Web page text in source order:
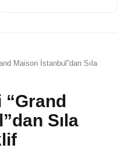
Maison İstanbul”dan Sıla
Sıla